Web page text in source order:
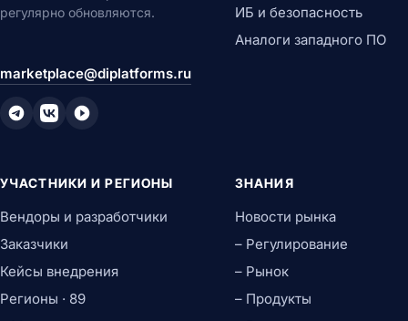
регулярно обновляются.
marketplace@diplatforms.ru
ИБ и безопасность
Аналоги западного ПО
УЧАСТНИКИ И РЕГИОНЫ
Вендоры и разработчики
Заказчики
Кейсы внедрения
Регионы · 89
ЗНАНИЯ
Новости рынка
– Регулирование
– Рынок
– Продукты